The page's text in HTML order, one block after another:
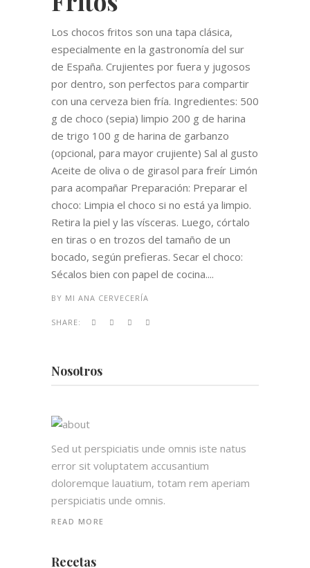
Los chocos fritos son una tapa clásica,
especialmente en la gastronomía del sur
de España. Crujientes por fuera y jugosos
por dentro, son perfectos para compartir
con una cerveza bien fría. Ingredientes: 500
g de choco (sepia) limpio 200 g de harina
de trigo 100 g de harina de garbanzo
(opcional, para mayor crujiente) Sal al gusto
Aceite de oliva o de girasol para freír Limón
para acompañar Preparación: Preparar el
choco: Limpia el choco si no está ya limpio.
Retira la piel y las vísceras. Luego, córtalo
en tiras o en trozos del tamaño de un
bocado, según prefieras. Secar el choco:
Sécalos bien con papel de cocina....
BY MI ANA CERVECERÍA
SHARE:
Nosotros
Sed ut perspiciatis unde omnis iste natus
error sit voluptatem accusantium
doloremque lauatium, totam rem aperiam
perspiciatis unde omnis.
READ MORE
Recetas